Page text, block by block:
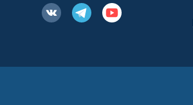
ВконтактеТелеграмЮтуб